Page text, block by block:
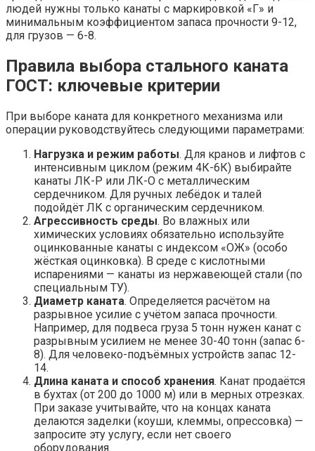
людей нужны только канаты с маркировкой «Г» и
минимальным коэффициентом запаса прочности 9-12,
для грузов — 6-8.
Правила выбора стального каната
ГОСТ: ключевые критерии
При выборе каната для конкретного механизма или
операции руководствуйтесь следующими параметрами:
Нагрузка и режим работы. Для кранов и лифтов с
интенсивным циклом (режим 4К-6К) выбирайте
канаты ЛК-Р или ЛК-О с металлическим
сердечником. Для ручных лебёдок и талей
подойдёт ЛК с органическим сердечником.
Агрессивность среды. Во влажных или
химических условиях обязательно используйте
оцинкованные канаты с индексом «ОЖ» (особо
жёсткая оцинковка). В среде с кислотными
испарениями — канаты из нержавеющей стали (по
специальным ТУ).
Диаметр каната. Определяется расчётом на
разрывное усилие с учётом запаса прочности.
Например, для подвеса груза 5 тонн нужен канат с
разрывным усилием не менее 30-40 тонн (запас 6-
8). Для человеко-подъёмных устройств запас 12-
14.
Длина каната и способ хранения. Канат продаётся
в бухтах (от 200 до 1000 м) или в мерных отрезках.
При заказе учитывайте, что на концах каната
делаются заделки (коуши, клеммы, опрессовка) —
запросите эту услугу, если нет своего
оборудования.